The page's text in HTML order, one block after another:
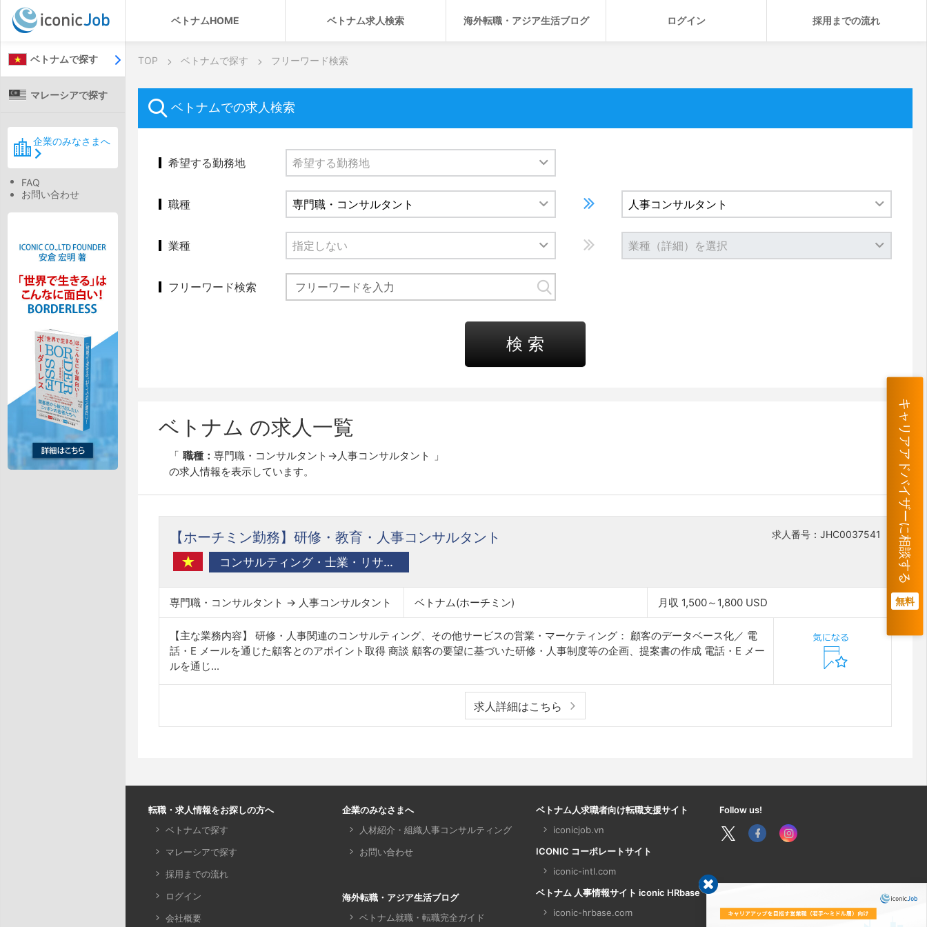
ベトナムHOME ベトナム求人検索 海外転職・アジア生活ブログ ログイン 採用までの流れ
ベトナムで探す
マレーシアで探す
企業のみなさまへ
FAQ
お問い合わせ
TOP ベトナムで探す フリーワード検索
ベトナムでの求人検索
希望する勤務地
職種
業種
フリーワード検索
検 索
ベトナム の求人一覧
職種： 専門職・コンサルタント→人事コンサルタント
の求人情報を表示しています。
求人番号：JHC0037541
【ホーチミン勤務】研修・教育・人事コンサルタント
コンサルティング・士業・リサーチ
専門職・コンサルタント → 人事コンサルタント ベトナム(ホーチミン) 月収 1,500～1,800 USD
【主な業務内容】 研修・人事関連のコンサルティング、その他サービスの営業・マーケティング： 顧客のデータベース化／ 電
話・E メールを通じた顧客とのアポイント取得 商談 顧客の要望に基づいた研修・人事制度等の企画、提案書の作成 電話・E メー
ルを通じ...
求人詳細はこちら
キャリアアドバイザーに相談する
無料
転職・求人情報をお探しの方へ
ベトナムで探す
マレーシアで探す
採用までの流れ
ログイン
会社概要
企業のみなさまへ
人材紹介・組織人事コンサルティング
お問い合わせ
海外転職・アジア生活ブログ
ベトナム就職・転職完全ガイド
ベトナム人求職者向け転職支援サイト
iconicjob.vn
ICONIC コーポレートサイト
iconic-intl.com
ベトナム 人事情報サイト iconic HRbase
iconic-hrbase.com
Follow us!